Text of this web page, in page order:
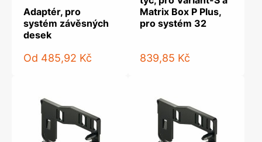
Adaptér, pro
systém závěsných
desek
Od 485,92 Kč
Matrix Box P Plus,
pro systém 32
839,85 Kč